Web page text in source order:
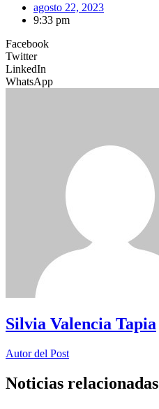
agosto 22, 2023
9:33 pm
Facebook
Twitter
LinkedIn
WhatsApp
Silvia Valencia Tapia
Autor del Post
Noticias relacionadas